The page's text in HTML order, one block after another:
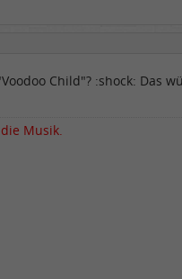
Child"? :shock: Das
Musik.